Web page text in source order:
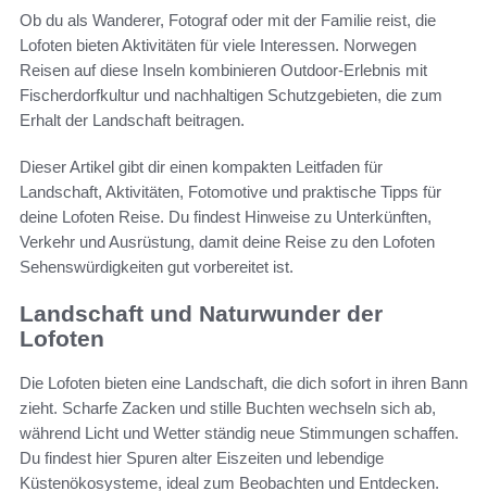
Ob du als Wanderer, Fotograf oder mit der Familie reist, die
Lofoten bieten Aktivitäten für viele Interessen. Norwegen
Reisen auf diese Inseln kombinieren Outdoor-Erlebnis mit
Fischerdorfkultur und nachhaltigen Schutzgebieten, die zum
Erhalt der Landschaft beitragen.
Dieser Artikel gibt dir einen kompakten Leitfaden für
Landschaft, Aktivitäten, Fotomotive und praktische Tipps für
deine Lofoten Reise. Du findest Hinweise zu Unterkünften,
Verkehr und Ausrüstung, damit deine Reise zu den Lofoten
Sehenswürdigkeiten gut vorbereitet ist.
Landschaft und Naturwunder der
Lofoten
Die Lofoten bieten eine Landschaft, die dich sofort in ihren Bann
zieht. Scharfe Zacken und stille Buchten wechseln sich ab,
während Licht und Wetter ständig neue Stimmungen schaffen.
Du findest hier Spuren alter Eiszeiten und lebendige
Küstenökosysteme, ideal zum Beobachten und Entdecken.